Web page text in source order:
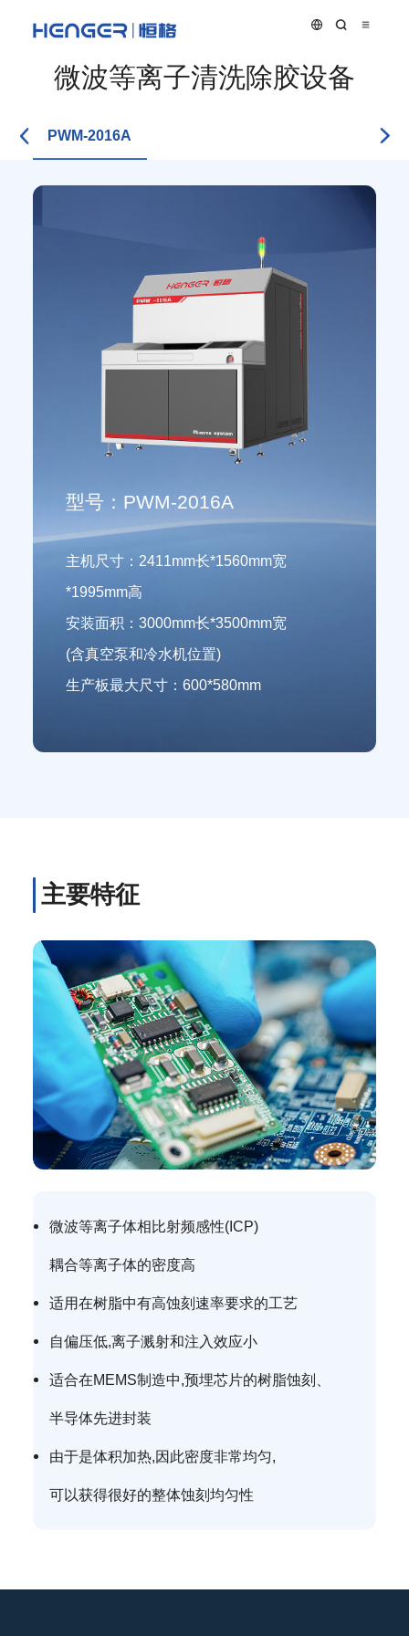
微波等离子清洗除胶设备
PWM-2016A
型号：PWM-2016A
主机尺寸：2411mm长*1560mm宽
*1995mm高
安装面积：3000mm长*3500mm宽
(含真空泵和冷水机位置)
生产板最大尺寸：600*580mm
主要特征
微波等离子体相比射频感性(ICP)
耦合等离子体的密度高
适用在树脂中有高蚀刻速率要求的工艺
自偏压低,离子溅射和注入效应小
适合在MEMS制造中,预埋芯片的树脂蚀刻、
半导体先进封装
由于是体积加热,因此密度非常均匀,
可以获得很好的整体蚀刻均匀性